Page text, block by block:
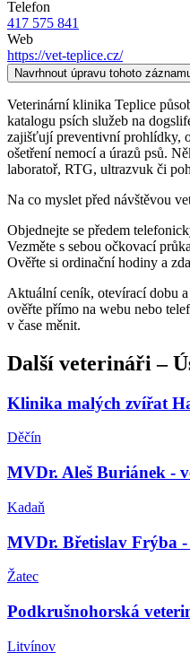
Telefon
417 575 841
Web
https://vet-teplice.cz/
Navrhnout úpravu tohoto
Veterinární klinika Teplice
katalogu psích služeb na
zajišťují preventivní prohlídky,
ošetření nemocí a úrazů psů.
laboratoř, RTG, ultrazvuk či
Na co myslet před návštěvou
Objednejte se předem
Vezměte s sebou očkovací
Ověřte si ordinační hodiny a
Aktuální ceník, otevírací dobu
ověřte přímo na webu nebo
v čase měnit.
Další veterináři –
Klinika malých zvířat
Děčín
MVDr. Aleš Buriánek -
Kadaň
MVDr. Břetislav Frýba
Žatec
Podkrušnohorská
Litvínov